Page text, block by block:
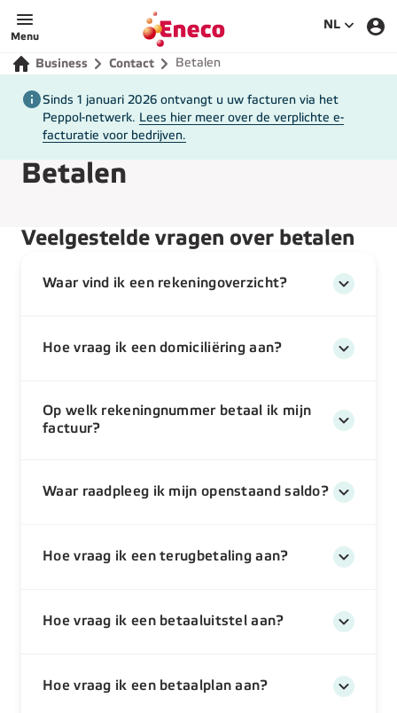
Menu
Eneco
NL
Business Contact Betalen
Sinds 1 januari 2026 ontvangt u uw facturen via het
Peppol-netwerk. Lees hier meer over de verplichte e-
facturatie voor bedrijven.
Betalen
Veelgestelde vragen over betalen
Waar vind ik een rekeningoverzicht?
Hoe vraag ik een domiciliëring aan?
Op welk rekeningnummer betaal ik mijn
factuur?
Waar raadpleeg ik mijn openstaand saldo?
Hoe vraag ik een terugbetaling aan?
Hoe vraag ik een betaaluitstel aan?
Hoe vraag ik een betaalplan aan?